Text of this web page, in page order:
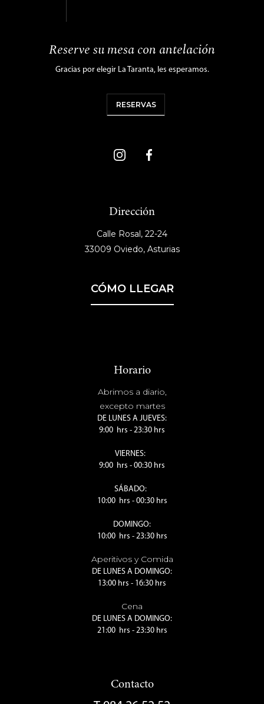
Reserve su mesa con antelación
Gracias por elegir La Taranta, les esperamos.
RESERVAS
Dirección
Calle Rosal, 22-24
33009 Oviedo, Asturias
CÓMO LLEGAR
Horario
Abrimos a diario,
excepto martes
DE LUNES A JUEVES:
9:00 hrs - 23:30 hrs
VIERNES:
9:00 hrs - 00:30 hrs
SÁBADO:
10:00 hrs - 00:30 hrs
DOMINGO:
10:00 hrs - 23:30 hrs
Aperitivos y Comida
DE LUNES A DOMINGO:
13:00 hrs - 16:30 hrs
Cena
DE LUNES A DOMINGO:
21:00 hrs - 23:30 hrs
Contacto